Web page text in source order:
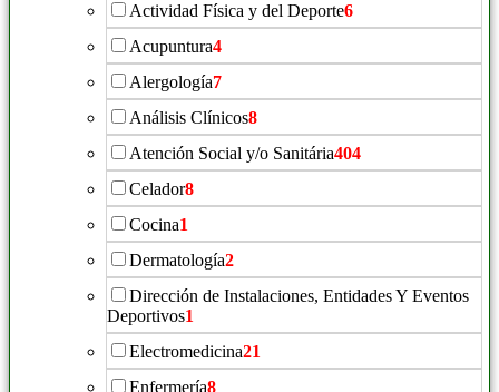
Actividad Física y del Deporte6
Acupuntura4
Alergología7
Análisis Clínicos8
Atención Social y/o Sanitária404
Celador8
Cocina1
Dermatología2
Dirección de Instalaciones, Entidades Y Eventos
Deportivos1
Electromedicina21
Enfermería8